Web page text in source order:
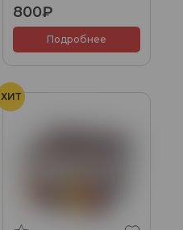
800₽
Подробнее
ХИТ